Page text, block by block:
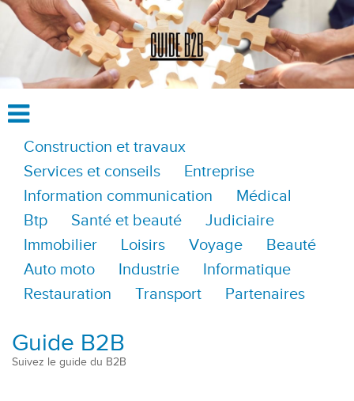
Construction et travaux
Services et conseils
Entreprise
Information communication
Médical
Btp
Santé et beauté
Judiciaire
Immobilier
Loisirs Voyage
Beauté
Auto moto
Industrie
Informatique
Restauration
Transport Partenaires
Guide B2B
Suivez le guide du B2B